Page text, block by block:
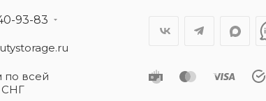
93-83
по всей
СНГ